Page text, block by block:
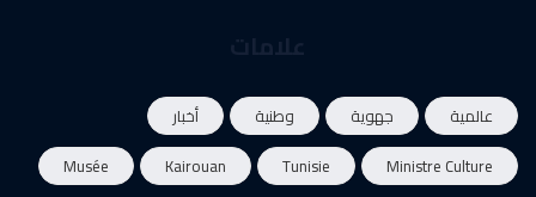
عالمية جهوية وطنية
أخبار
Ministre Culture
Tunisie
Kairouan
Musée